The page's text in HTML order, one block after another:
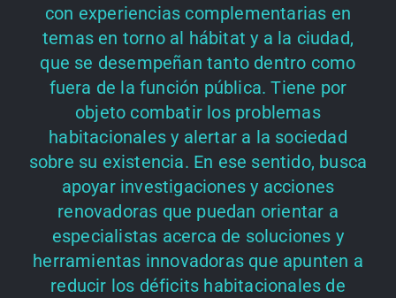
con experiencias complementarias en
temas en torno al hábitat y a la ciudad,
que se desempeñan tanto dentro como
fuera de la función pública. Tiene por
objeto combatir los problemas
habitacionales y alertar a la sociedad
sobre su existencia. En ese sentido, busca
apoyar investigaciones y acciones
renovadoras que puedan orientar a
especialistas acerca de soluciones y
herramientas innovadoras que apunten a
reducir los déficits habitacionales de